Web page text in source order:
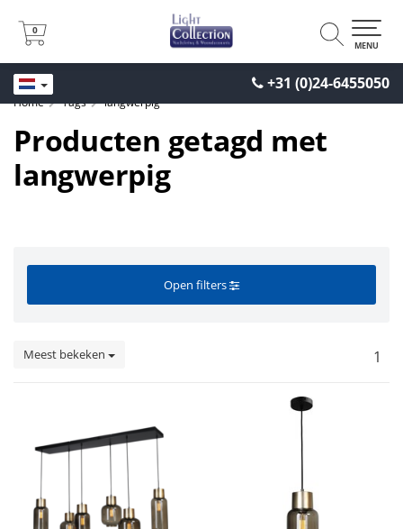
+31 (0)24-6455050
0
0
MENU
Home Tags langwerpig
Producten getagd met
langwerpig
Open filters
Meest bekeken 1